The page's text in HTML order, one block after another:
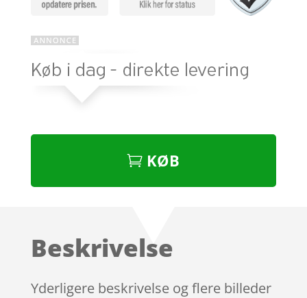
KØB
Beskrivelse
Yderligere beskrivelse og flere billeder